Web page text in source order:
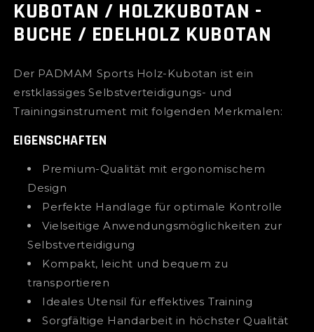
Modal
öffnen
KUBOTAN / HOLZKUBOTAN -
BUCHE / EDELHOLZ KUBOTAN
Der PADMAM Sports Holz-Kubotan ist ein
erstklassiges Selbstverteidigungs- und
Trainingsinstrument mit folgenden Merkmalen:
EIGENSCHAFTEN
Premium-Qualität mit ergonomischem
Design
Perfekte Handlage für optimale Kontrolle
Vielseitige Anwendungsmöglichkeiten zur
Selbstverteidigung
Kompakt, leicht und bequem zu
transportieren
Ideales Utensil für effektives Training
Sorgfältige Handarbeit in höchster Qualität